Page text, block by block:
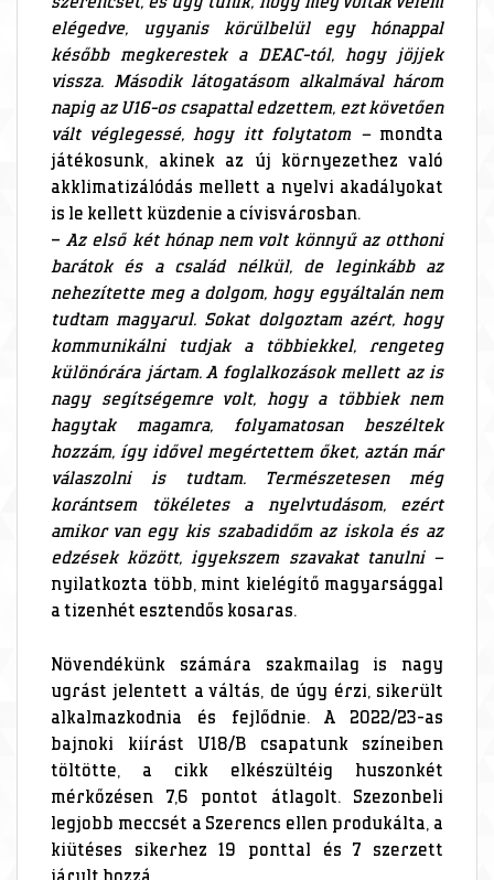
elégedve, ugyanis körülbelül egy hónappal
később megkerestek a DEAC-tól, hogy jöjjek
vissza. Második látogatásom alkalmával három
napig az U16-os csapattal edzettem, ezt követően
vált véglegessé, hogy itt folytatom – mondta
játékosunk, akinek az új környezethez való
akklimatizálódás mellett a nyelvi akadályokat
is le kellett küzdenie a cívisvárosban.
–Az első két hónap nem volt könnyű az otthoni
barátok és a család nélkül, de leginkább az
nehezítette meg a dolgom, hogy egyáltalán nem
tudtam magyarul. Sokat dolgoztam azért, hogy
kommunikálni tudjak a többiekkel, rengeteg
különórára jártam. A foglalkozások mellett az is
nagy segítségemre volt, hogy a többiek nem
hagytak magamra, folyamatosan beszéltek
hozzám, így idővel megértettem őket, aztán már
válaszolni is tudtam. Természetesen még
korántsem tökéletes a nyelvtudásom, ezért
amikor van egy kis szabadidőm az iskola és az
edzések között, igyekszem szavakat tanulni –
nyilatkozta több, mint kielégítő magyarsággal
a tizenhét esztendős kosaras.
Növendékünk számára szakmailag is nagy
ugrást jelentett a váltás, de úgy érzi, sikerült
alkalmazkodnia és fejlődnie. A 2022/23-as
bajnoki kiírást U18/B csapatunk színeiben
töltötte, a cikk elkészültéig huszonkét
mérkőzésen 7,6 pontot átlagolt. Szezonbeli
legjobb meccsét a Szerencs ellen produkálta, a
kiütéses sikerhez 19 ponttal és 7 szerzett